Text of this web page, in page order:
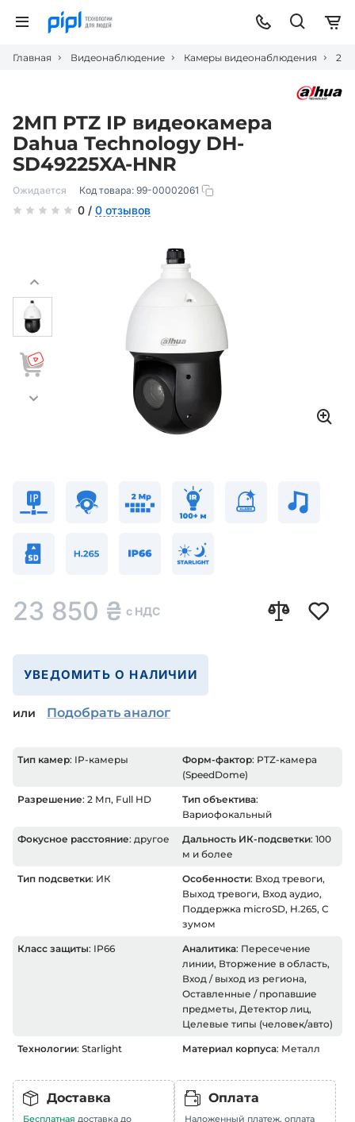
Главная Видеонаблюдение Камеры видеонаблюдения
2МП PTZ IP видеокамера
Dahua Technology DH-
SD49225XA-HNR
Ожидается Код товара: 99-00002061
0 / 0 отзывов
23 850 ₴ с НДС
УВЕДОМИТЬ О НАЛИЧИИ
или Подобрать аналог
Доставка
Бесплатная доставка до
Оплата
Наложенный платеж, оплата
Тип камер: IP-камеры Форм-фактор: PTZ-камера
(SpeedDome)
Разрешение: 2 Мп, Full HD Тип объектива:
Вариофокальный
Фокусное расстояние: другое Дальность ИК-подсветки: 100
м и более
Тип подсветки: ИК Особенности: Вход тревоги,
Выход тревоги, Вход аудио,
Поддержка microSD, H.265, С
зумом
Класс защиты: IP66 Аналитика: Пересечение
линии, Вторжение в область,
Вход / выход из региона,
Оставленные / пропавшие
предметы, Детектор лиц,
Целевые типы (человек/авто)
Технологии: Starlight Материал корпуса: Металл